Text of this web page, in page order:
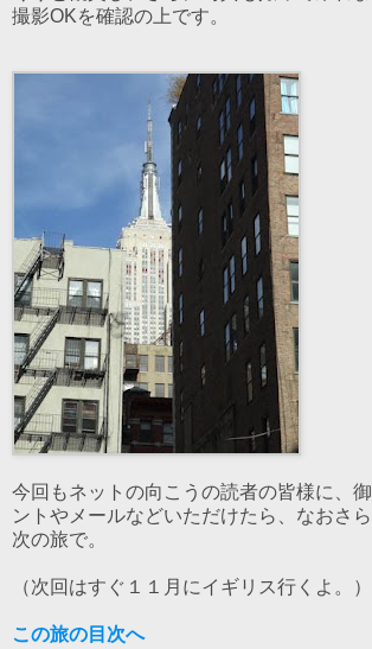
撮影OKを確認の上です。
今回もネットの向こうの読者の皆様に、
ントやメールなどいただけたら、なおさ
次の旅で。
（次回はすぐ１１月にイギリス行くよ。）
この旅の目次へ